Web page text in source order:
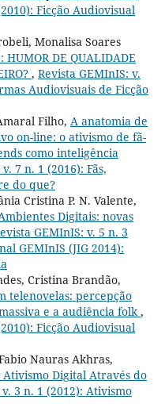
Ficção Audiovisual
Monalisa Soares
HUMOR DE QUALIDADE
, Revista GEMInIS: v.
Audiovisuais de Ficção
Filho, A anatomia de
on-line: o ativismo de fã-
como inteligência
7 n. 1 (2016): Fãs,
do que?
Cristina P. N. Valente,
Digitais: novas
GEMInIS: v. 5 n. 3
GEMInIS (JIG 2014):
Cristina Brandão,
telenovelas: percepção
e a audiência folk,
Ficção Audiovisual
Nauras Akhras,
Digital Através do
3 n. 1 (2012): Ativismo